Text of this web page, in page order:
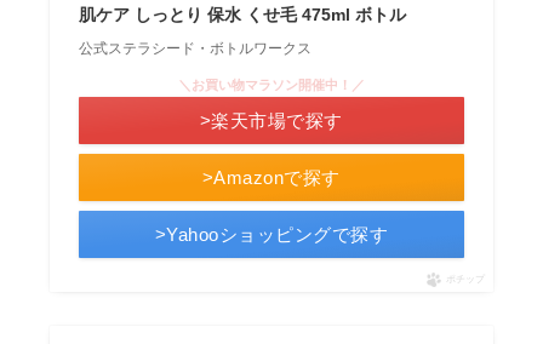
肌ケア しっとり 保水 くせ毛 475ml ボトル
公式ステラシード・ボトルワークス
>Amazonで探す
＼お買い物マラソン開催中！／
>楽天市場で探す
>Yahooショッピングで探す
ポチップ